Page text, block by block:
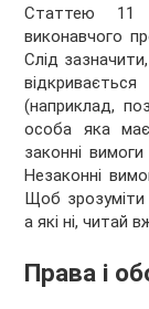
Статтею 11
виконавчого
Слід
(наприклад,
особа яка
законні
Незаконні
Щоб зрозуміти
а які ні, читай
Права і